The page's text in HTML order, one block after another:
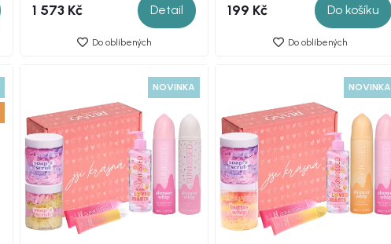
1 573 Kč Detail
Do oblíbených
199 Kč Do košíku
Do oblíbených
NOVINKA NOVINKA